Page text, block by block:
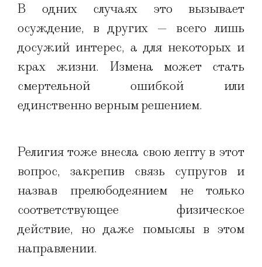
В одних случаях это вызывает
осуждение, в других — всего лишь
досужий интерес, а для некоторых и
крах жизни. Измена может стать
смертельной ошибкой или
единственно верным решением.
Религия тоже внесла свою лепту в этот
вопрос, закрепив связь супругов и
назвав прелюбодеянием не только
соответствующее физическое
действие, но даже помыслы в этом
направлении.